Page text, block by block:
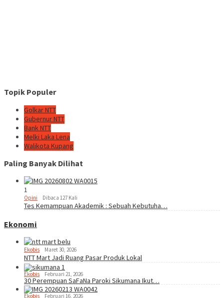
Topik Populer
Golkar NTT
Gubernur NTT
Bank NTT
Melki Laka Lena
Walikota Kupang
Paling Banyak Dilihat
1
Opini Dibaca 127 Kali
Tes Kemampuan Akademik : Sebuah Kebutuha…
Ekonomi
Ekobis Maret 30, 2026
NTT Mart Jadi Ruang Pasar Produk Lokal
Ekobis Februari 21, 2026
30 Perempuan SaFaNa Paroki Sikumana Ikut…
Ekobis Februari 16, 2026